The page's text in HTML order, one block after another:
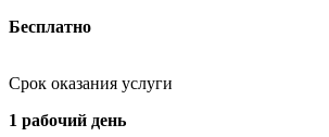
Бесплатно
Срок оказания услуги
1 рабочий день